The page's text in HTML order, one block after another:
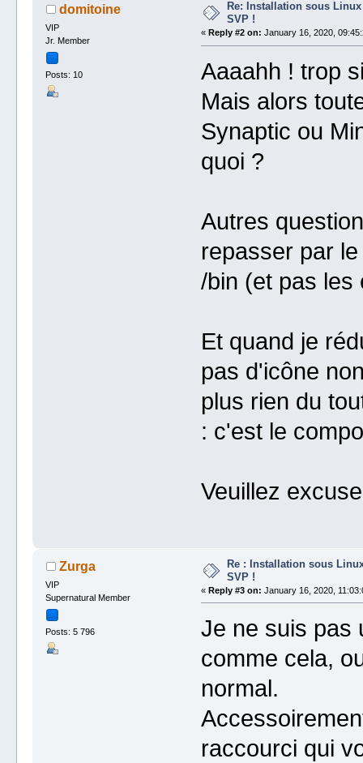
domitoine
VIP
Jr. Member
Posts: 10
Re: Installation sous
SVP !
« Reply #2 on: January 16, 2020,
Aaaahh ! trop
Mais alors
Synaptic ou
quoi ?
Autres
repasser par
/bin (et pas les
Et quand je
pas d'icône
plus rien du
: c'est le
Veuillez
Zurga
VIP
Supernatural Member
Posts: 5 796
Re : Installation sous
SVP !
« Reply #3 on: January 16, 2020,
Je ne suis pas
comme cela,
normal.
raccourci qui